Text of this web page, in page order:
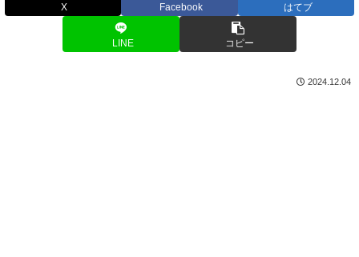
X Facebook はてブ
LINE コピー
2024.12.04